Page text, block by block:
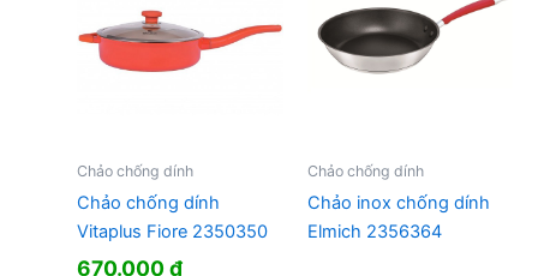
Chảo chống dính
Chảo chống dính
Vitaplus Fiore 2350350
670.000₫
Chảo chống dính
Chảo inox chống dính
Elmich 2356364